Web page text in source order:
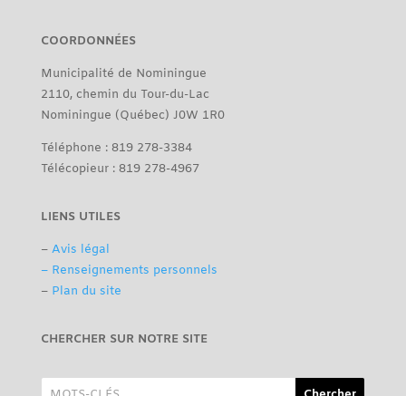
COORDONNÉES
Municipalité de Nominingue
2110, chemin du Tour-du-Lac
Nominingue (Québec) J0W 1R0
Téléphone : 819 278-3384
Télécopieur : 819 278-4967
LIENS UTILES
– Avis légal
– Renseignements personnels
– Plan du site
CHERCHER SUR NOTRE SITE